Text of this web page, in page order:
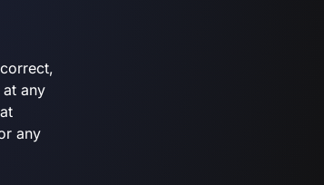
any
any